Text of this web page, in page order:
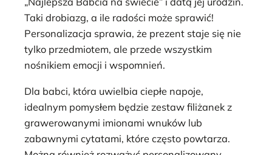
Taki drobiazg, a ile radości może sprawić!
Personalizacja sprawia, że prezent staje się nie
tylko przedmiotem, ale przede wszystkim
nośnikiem emocji i wspomnień.
Dla babci, która uwielbia ciepłe napoje,
idealnym pomysłem będzie zestaw filiżanek z
grawerowanymi imionami wnuków lub
zabawnymi cytatami, które często powtarza.